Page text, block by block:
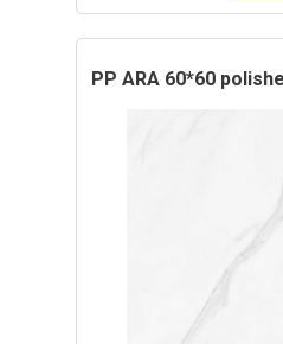
PP ARA 60*60